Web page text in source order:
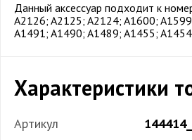
Данный аксессуар подходит к
A2126; A2125; A2124; A1600;
A1491; A1490; A1489; A1455;
Характеристики
Артикул